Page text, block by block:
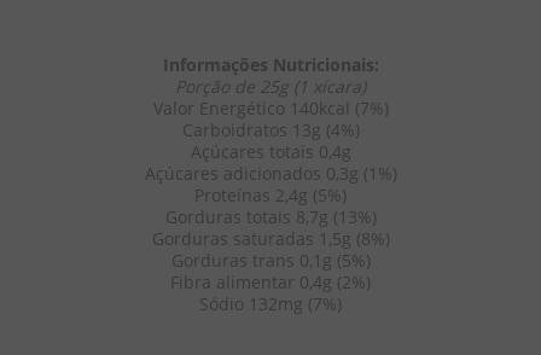
Informações Nutricionais:
Porção de 25g (1 xícara)
Valor Energético 140kcal (7%)
Carboidratos 13g (4%)
Açúcares totais 0,4g
Açúcares adicionados 0,3g (1%)
Proteínas 2,4g (5%)
Gorduras totais 8,7g (13%)
Gorduras saturadas 1,5g (8%)
Gorduras trans 0,1g (5%)
Fibra alimentar 0,4g (2%)
Sódio 132mg (7%)